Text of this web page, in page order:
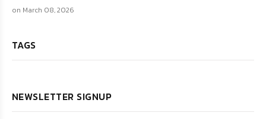
on March 08, 2026
TAGS
NEWSLETTER SIGNUP